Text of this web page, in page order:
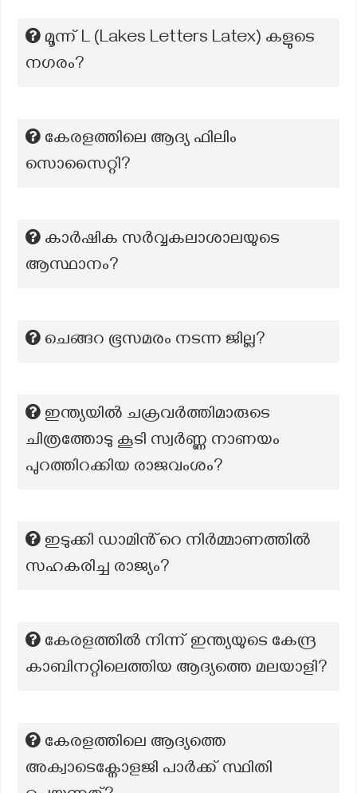
മൂന്ന് L (Lakes Letters Latex) കളുടെ
നഗരം?
കേരളത്തിലെ ആദ്യ ഫിലിം
സൊസൈറ്റി?
കാർഷിക സർവ്വകലാശാലയുടെ
ആസ്ഥാനം?
ചെങ്ങറ ഭൂസമരം നടന്ന ജില്ല?
ഇന്ത്യയിൽ ചക്രവർത്തിമാരുടെ
ചിത്രത്തോടു കൂടി സ്വർണ്ണ നാണയം
പുറത്തിറക്കിയ രാജവംശം?
ഇടുക്കി ഡാമിൻ്റെ നിർമ്മാണത്തിൽ
സഹകരിച്ച രാജ്യം?
കേരളത്തിൽ നിന്ന് ഇന്ത്യയുടെ കേന്ദ്ര
കാബിനറ്റിലെത്തിയ ആദ്യത്തെ മലയാളി?
കേരളത്തിലെ ആദ്യത്തെ
അക്വാടെക്നോളജി പാര്‍ക്ക് സ്ഥിതി